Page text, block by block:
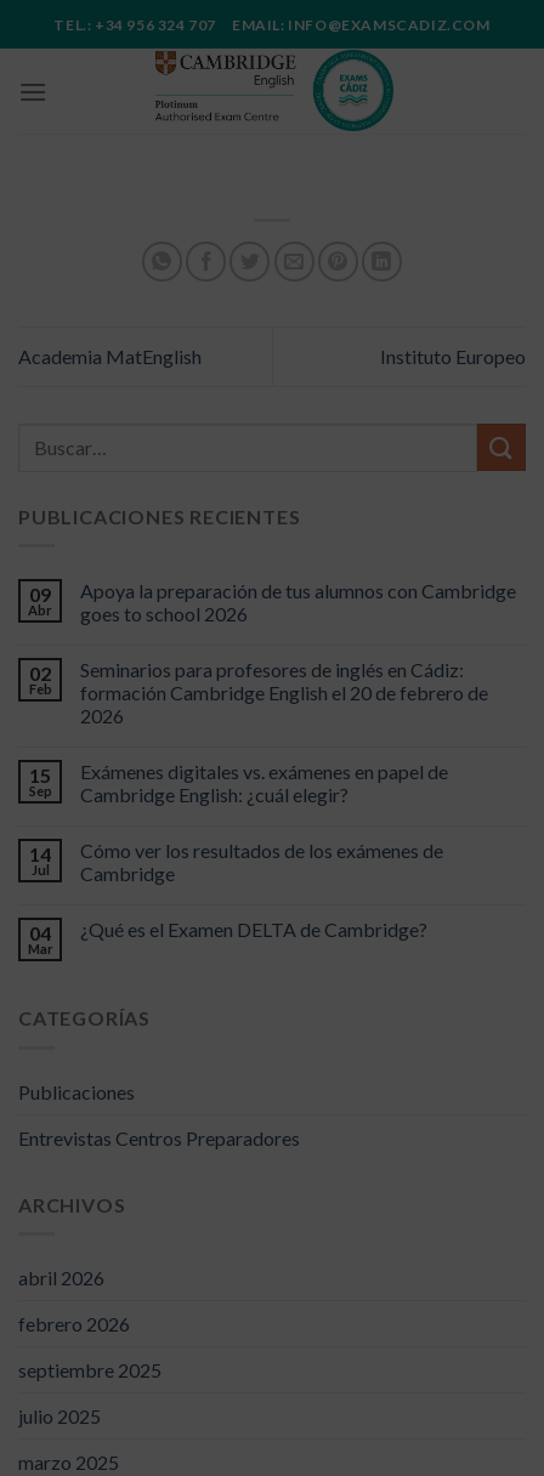
al
TEL.: +34 956 324 707 EMAIL: INFO@EXAMSCADIZ.COM
Academia MatEnglish Instituto Europeo
PUBLICACIONES RECIENTES
09
Abr
Apoya la preparación de tus alumnos con Cambridge
goes to school 2026
02
Feb
Seminarios para profesores de inglés en Cádiz:
formación Cambridge English el 20 de febrero de
2026
15
Sep
Exámenes digitales vs. exámenes en papel de
Cambridge English: ¿cuál elegir?
14
Jul
Cómo ver los resultados de los exámenes de
Cambridge
04
Mar
¿Qué es el Examen DELTA de Cambridge?
CATEGORÍAS
Publicaciones
Entrevistas Centros Preparadores
ARCHIVOS
abril 2026
febrero 2026
septiembre 2025
julio 2025
marzo 2025